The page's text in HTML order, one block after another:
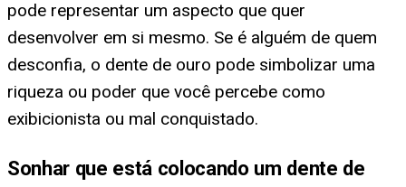
pode representar um aspecto que quer
desenvolver em si mesmo. Se é alguém de quem
desconfia, o dente de ouro pode simbolizar uma
riqueza ou poder que você percebe como
exibicionista ou mal conquistado.
Sonhar que está colocando um dente de